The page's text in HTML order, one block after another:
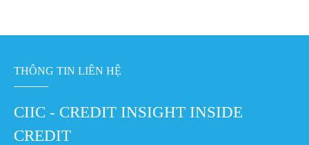
THÔNG TIN LIÊN HỆ
CIIC - CREDIT INSIGHT INSIDE
CREDIT